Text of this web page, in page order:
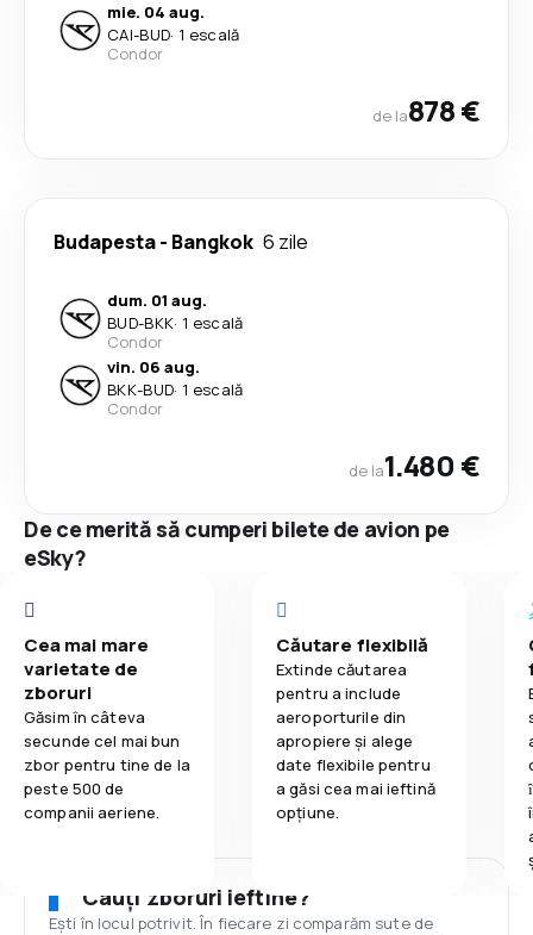
mie. 04 aug.
CAI-BUD· 1 escală
Condor
de la878 €
Budapesta- Bangkok 6 zile
dum. 01 aug.
BUD-BKK· 1 escală
Condor
vin. 06 aug.
BKK-BUD· 1 escală
Condor
de la1.480 €
De ce merită să cumperi bilete de avion pe
eSky?
Cea mai mare
varietate de
zboruri
Găsim în câteva
secunde cel mai bun
zbor pentru tine de la
peste 500 de
companii aeriene.
Căutare flexibilă
Extinde căutarea
pentru a include
aeroporturile din
apropiere și alege
date flexibile pentru
a găsi cea mai ieftină
opțiune.
Cauți zboruri ieftine?
Ești în locul potrivit. În fiecare zi comparăm sute de